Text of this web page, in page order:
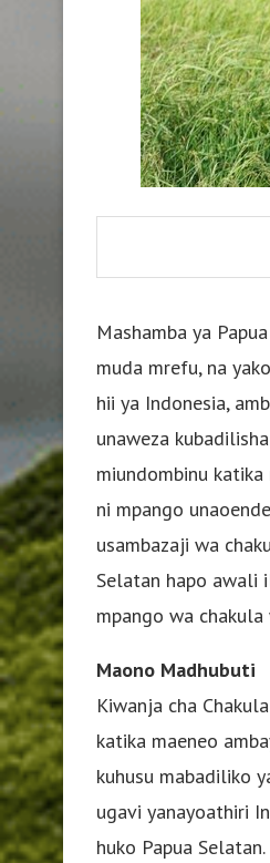
Mashamba ya
muda mrefu, na
hii ya Indonesia,
unaweza
miundombinu katika
ni mpango
usambazaji wa
Selatan hapo awali
mpango wa
Maono Madhubuti
Kiwanja cha
katika maeneo
kuhusu mabadiliko
ugavi yanayoathiri
huko Papua Selatan.